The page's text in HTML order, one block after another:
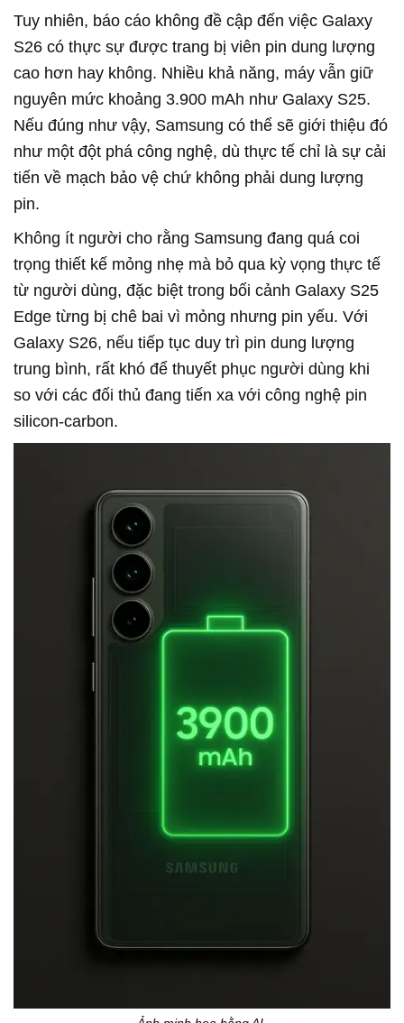
Tuy nhiên, báo cáo không đề cập đến việc Galaxy
S26 có thực sự được trang bị viên pin dung lượng
cao hơn hay không. Nhiều khả năng, máy vẫn giữ
nguyên mức khoảng 3.900 mAh như Galaxy S25.
Nếu đúng như vậy, Samsung có thể sẽ giới thiệu đó
như một đột phá công nghệ, dù thực tế chỉ là sự cải
tiến về mạch bảo vệ chứ không phải dung lượng
pin.
Không ít người cho rằng Samsung đang quá coi
trọng thiết kế mỏng nhẹ mà bỏ qua kỳ vọng thực tế
từ người dùng, đặc biệt trong bối cảnh Galaxy S25
Edge từng bị chê bai vì mỏng nhưng pin yếu. Với
Galaxy S26, nếu tiếp tục duy trì pin dung lượng
trung bình, rất khó để thuyết phục người dùng khi
so với các đối thủ đang tiến xa với công nghệ pin
silicon-carbon.